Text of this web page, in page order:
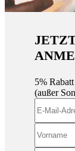
5%
(außer